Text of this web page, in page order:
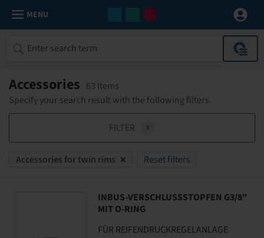
MENU
Accessories 63 Items
Specify your search result with the following filters.
FILTER 1
Accessories for twin rims Reset filters
INBUS-VERSCHLUSSSTOPFEN G3/8"
MIT O-RING
FÜR REIFENDRUCKREGELANLAGE